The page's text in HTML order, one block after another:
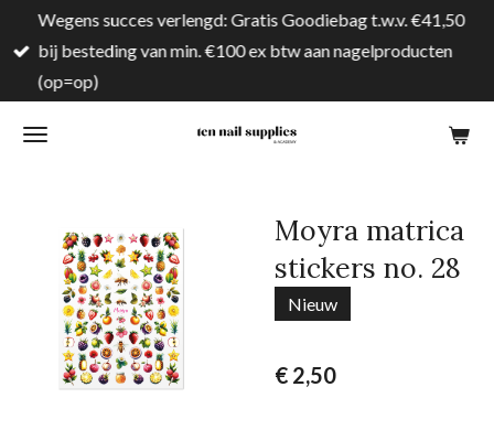
direct
naar
hoofdinhoud
Wegens succes verlengd: Gratis Goodiebag t.w.v. €41,50
bij besteding van min. €100 ex btw aan nagelproducten
(op=op)
Moyra matrica
stickers no. 28
Nieuw
€ 2,50